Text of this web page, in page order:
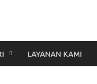
LAYANAN KAMI